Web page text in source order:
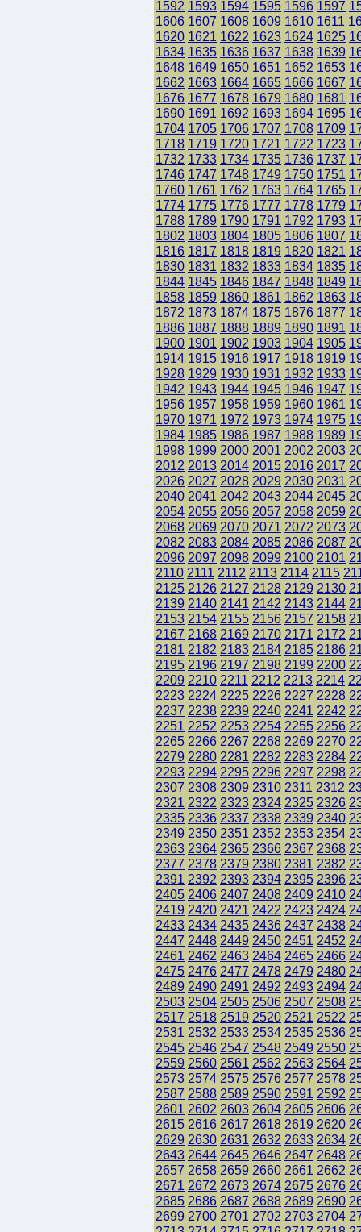
1592 1593 1594 1595 1596 1597
1606 1607 1608 1609 1610 1611
1620 1621 1622 1623 1624 1625
1634 1635 1636 1637 1638 1639
1648 1649 1650 1651 1652 1653
1662 1663 1664 1665 1666 1667
1676 1677 1678 1679 1680 1681
1690 1691 1692 1693 1694 1695
1704 1705 1706 1707 1708 1709
1718 1719 1720 1721 1722 1723
1732 1733 1734 1735 1736 1737
1746 1747 1748 1749 1750 1751
1760 1761 1762 1763 1764 1765
1774 1775 1776 1777 1778 1779
1788 1789 1790 1791 1792 1793
1802 1803 1804 1805 1806 1807
1816 1817 1818 1819 1820 1821
1830 1831 1832 1833 1834 1835
1844 1845 1846 1847 1848 1849
1858 1859 1860 1861 1862 1863
1872 1873 1874 1875 1876 1877
1886 1887 1888 1889 1890 1891
1900 1901 1902 1903 1904 1905
1914 1915 1916 1917 1918 1919
1928 1929 1930 1931 1932 1933
1942 1943 1944 1945 1946 1947
1956 1957 1958 1959 1960 1961
1970 1971 1972 1973 1974 1975
1984 1985 1986 1987 1988 1989
1998 1999 2000 2001 2002 2003
2012 2013 2014 2015 2016 2017
2026 2027 2028 2029 2030 2031
2040 2041 2042 2043 2044 2045
2054 2055 2056 2057 2058 2059
2068 2069 2070 2071 2072 2073
2082 2083 2084 2085 2086 2087
2096 2097 2098 2099 2100 2101
2110 2111 2112 2113 2114 2115
2125 2126 2127 2128 2129 2130
2139 2140 2141 2142 2143 2144
2153 2154 2155 2156 2157 2158
2167 2168 2169 2170 2171 2172
2181 2182 2183 2184 2185 2186
2195 2196 2197 2198 2199 2200
2209 2210 2211 2212 2213 2214
2223 2224 2225 2226 2227 2228
2237 2238 2239 2240 2241 2242
2251 2252 2253 2254 2255 2256
2265 2266 2267 2268 2269 2270
2279 2280 2281 2282 2283 2284
2293 2294 2295 2296 2297 2298
2307 2308 2309 2310 2311 2312
2321 2322 2323 2324 2325 2326
2335 2336 2337 2338 2339 2340
2349 2350 2351 2352 2353 2354
2363 2364 2365 2366 2367 2368
2377 2378 2379 2380 2381 2382
2391 2392 2393 2394 2395 2396
2405 2406 2407 2408 2409 2410
2419 2420 2421 2422 2423 2424
2433 2434 2435 2436 2437 2438
2447 2448 2449 2450 2451 2452
2461 2462 2463 2464 2465 2466
2475 2476 2477 2478 2479 2480
2489 2490 2491 2492 2493 2494
2503 2504 2505 2506 2507 2508
2517 2518 2519 2520 2521 2522
2531 2532 2533 2534 2535 2536
2545 2546 2547 2548 2549 2550
2559 2560 2561 2562 2563 2564
2573 2574 2575 2576 2577 2578
2587 2588 2589 2590 2591 2592
2601 2602 2603 2604 2605 2606
2615 2616 2617 2618 2619 2620
2629 2630 2631 2632 2633 2634
2643 2644 2645 2646 2647 2648
2657 2658 2659 2660 2661 2662
2671 2672 2673 2674 2675 2676
2685 2686 2687 2688 2689 2690
2699 2700 2701 2702 2703 2704